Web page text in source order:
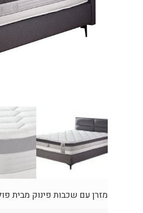
מזרן עם שכבות פינוק מבית